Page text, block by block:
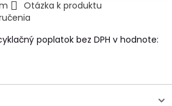
Otázka k produktu
poplatok bez DPH v hodnote: